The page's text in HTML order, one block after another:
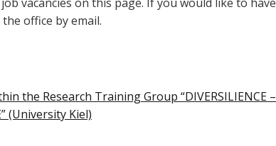
office by email.
the Research Training Group “DIVERSILIENCE
(University Kiel)